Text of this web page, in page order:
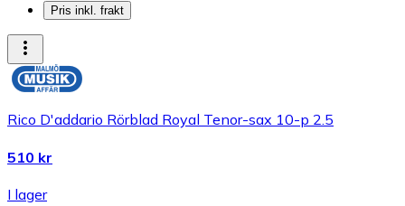
Pris inkl. frakt
Rico D'addario Rörblad Royal Tenor-sax 10-p 2.5
510 kr
I lager